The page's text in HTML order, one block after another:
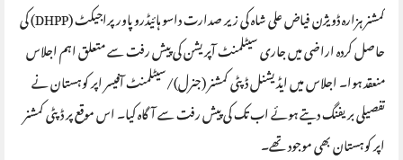
کمشنر ہزارہ ڈویژن فیاض علی شاہ کی زیر صدارت داسو ہائیڈرو پاور پراجیکٹ (DHPP) کی
حاصل کردہ اراضی میں جاری سیٹلمنٹ آپریشن کی پیش رفت سے متعلق اہم اجلاس
منعقد ہوا۔ اجلاس میں ایڈیشنل ڈپٹی کمشنر (جنرل)/سیٹلمنٹ آفیسر اپر کوہستان نے
تفصیلی بریفنگ دیتے ہوئے اب تک کی پیش رفت سے آگاہ کیا۔ اس موقع پر ڈپٹی کمشنر
اپر کوہستان بھی موجود تھے۔